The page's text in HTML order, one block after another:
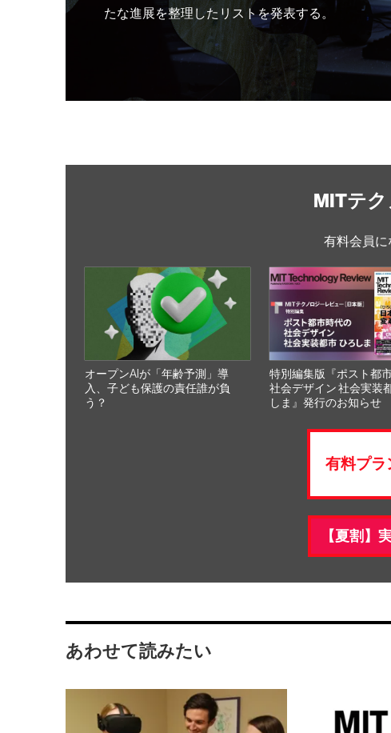
たな進展を整理したリストを発表する。
MITテ
有料会員に
オープンAIが「年齢予測」導
入、子ども保護の責任誰が負
う？
特別編集版『ポスト都
社会デザイン 社会実装
しま』発行のお知らせ
有料プラ
【夏割】
あわせて読みたい